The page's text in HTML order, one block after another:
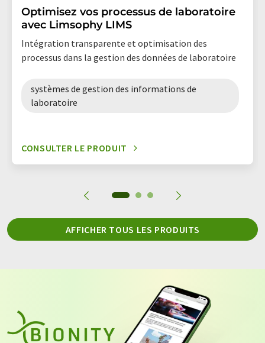
Optimisez vos processus de laboratoire
avec Limsophy LIMS
Intégration transparente et optimisation des
processus dans la gestion des données de laboratoire
systèmes de gestion des informations de
laboratoire
CONSULTER LE PRODUIT
AFFICHER TOUS LES PRODUITS